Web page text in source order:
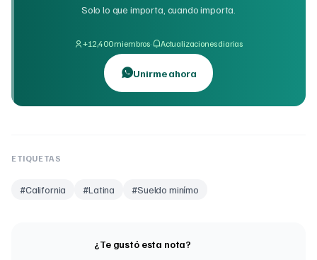
Solo lo que importa, cuando importa.
+12,400 miembros· Actualizaciones diarias
Unirme ahora
ETIQUETAS
#California #Latina #Sueldo minímo
¿Te gustó esta nota?